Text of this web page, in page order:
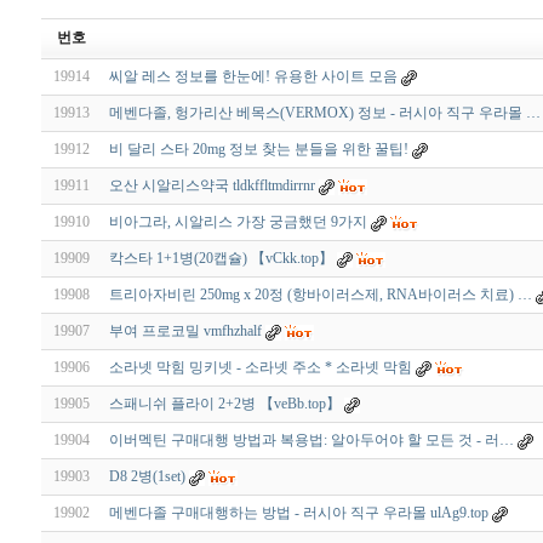
번호
19914 씨알 레스 정보를 한눈에! 유용한 사이트 모음
19913 메벤다졸, 헝가리산 베목스(VERMOX) 정보 - 러시아 직구 우라몰 …
19912 비 달리 스타 20mg 정보 찾는 분들을 위한 꿀팁!
19911 오산 시알리스약국 tldkffltmdirrnr
19910 비아그라, 시알리스 가장 궁금했던 9가지
19909 칵스타 1+1병(20캡슐) 【vCkk.top】
19908 트리아자비린 250mg x 20정 (항바이러스제, RNA바이러스 치료) …
19907 부여 프로코밀 vmfhzhalf
19906 소라넷 막힘 밍키넷 - 소라넷 주소 * 소라넷 막힘
19905 스패니쉬 플라이 2+2병 【veBb.top】
19904 이버멕틴 구매대행 방법과 복용법: 알아두어야 할 모든 것 - 러…
19903 D8 2병(1set)
19902 메벤다졸 구매대행하는 방법 - 러시아 직구 우라몰 ulAg9.top